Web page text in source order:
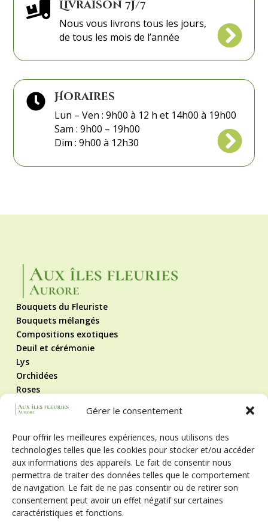
Gérer le consentement
Pour offrir les meilleures expériences, nous utilisons des
technologies telles que les cookies pour stocker et/ou accéder
aux informations des appareils. Le fait de consentir nous
permettra de traiter des données telles que le comportement
de navigation. Le fait de ne pas consentir ou de retirer son
consentement peut avoir un effet négatif sur certaines
caractéristiques et fonctions.
 Livraison 7j/7
Nous vous livrons tous les jours,
de tous les mois de l’année

 Horaires
Lun – Ven : 9h00 à 12 h et 14h00 à 19h00
Sam : 9h00 – 19h00
Dim : 9h00 à 12h30

Bouquets du Fleuriste
Bouquets mélangés
Compositions exotiques
Deuil et cérémonie
Lys
Orchidées
Roses
Roses éternelles
Contact
Politique de cookies
CGV
Suivez-nous !